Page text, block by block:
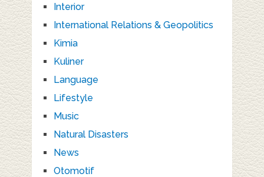
Interior
International Relations & Geopolitics
Kimia
Kuliner
Language
Lifestyle
Music
Natural Disasters
News
Otomotif